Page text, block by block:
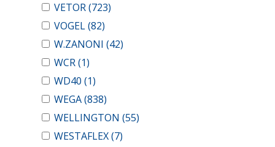
VETOR(723)
VOGEL(82)
W.ZANONI (42)
WCR(1)
WD40 (1)
WEGA(838)
WELLINGTON (55)
WESTAFLEX(7)